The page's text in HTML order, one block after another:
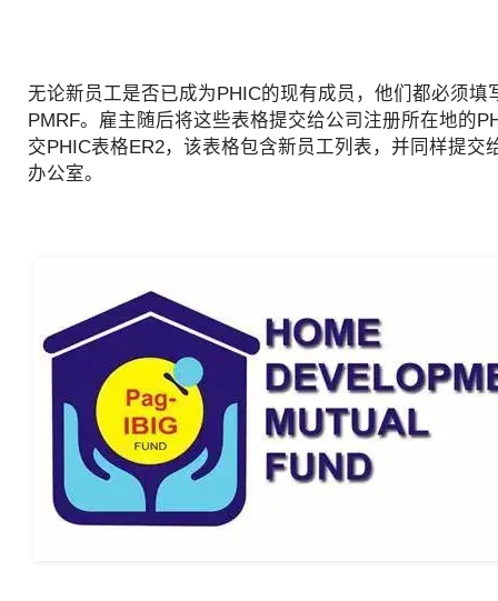
无论新员工是否已成为PHIC的现有成员，他们都必须填
PMRF。雇主随后将这些表格提交给公司注册所在地的
交PHIC表格ER2，该表格包含新员工列表，并同样提交
办公室。